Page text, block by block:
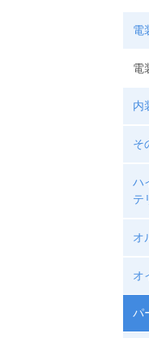
電
電
内
そ
ハ
テ
オ
オ
パ